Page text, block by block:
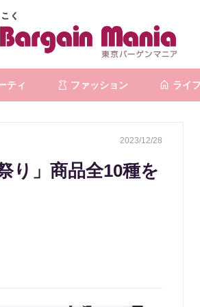
ティ ファッション ライフ
2023/12/28
り」商品全10種を